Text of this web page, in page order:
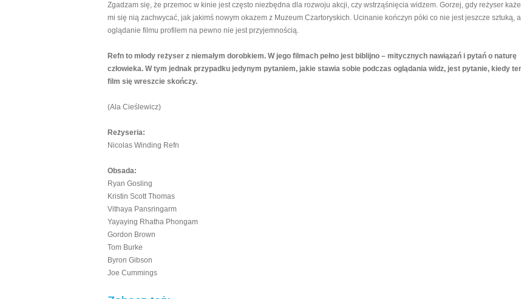
Zgadzam się, że przemoc w kinie jest często niezbędna dla rozwoju akcji, czy wstrząśnięcia widzem. Gorzej, gdy reżyser każe
mi się nią zachwycać, jak jakimś nowym okazem z Muzeum Czartoryskich. Ucinanie kończyn póki co nie jest jeszcze sztuką, a
oglądanie filmu profilem na pewno nie jest przyjemnością.
Refn to młody reżyser z niemałym dorobkiem. W jego filmach pełno jest biblijno – mitycznych nawiązań i pytań o naturę
człowieka. W tym jednak przypadku jedynym pytaniem, jakie stawia sobie podczas oglądania widz, jest pytanie, kiedy
film się wreszcie skończy.
(Ala Cieślewicz)
Reżyseria:
Nicolas Winding Refn
Obsada:
Ryan Gosling
Kristin Scott Thomas
Vithaya Pansringarm
Yayaying Rhatha Phongam
Gordon Brown
Tom Burke
Byron Gibson
Joe Cummings